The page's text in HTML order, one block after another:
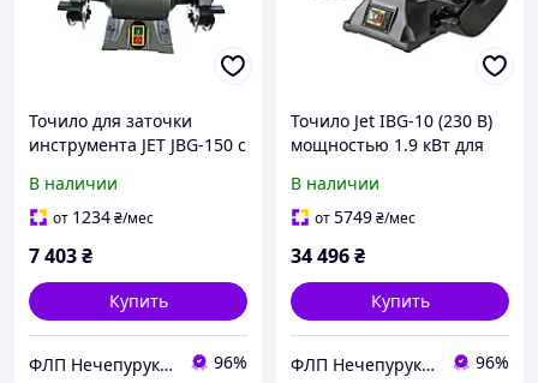
Точило для заточки
инструмента JET JBG-150 с
В наличии
от 1234₴/мес
7 403₴
Купить
ФЛП Нечепурук Александра Витальевна 96%
Точило Jet IBG-10 (230 B)
мощностью 1.9 кВт для
инструментов
В наличии
от5749₴/мес
34 496₴
Купить
ФЛП Нечепурук Александра Витальевна 96%